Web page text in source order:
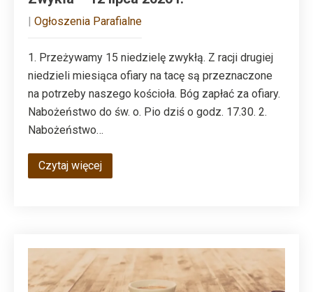
Ogłoszenia Parafialne
1. Przeżywamy 15 niedzielę zwykłą. Z racji drugiej
niedzieli miesiąca ofiary na tacę są przeznaczone
na potrzeby naszego kościoła. Bóg zapłać za ofiary.
Nabożeństwo do św. o. Pio dziś o godz. 17.30. 2.
Nabożeństwo…
Czytaj więcej